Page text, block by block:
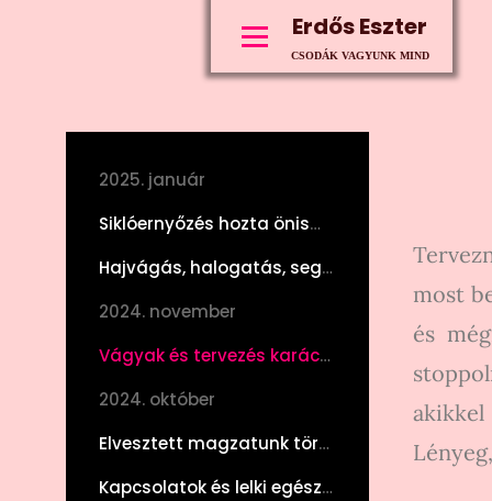
Erdős Eszter
CSODÁK VAGYUNK MIND
2025. január
Siklóernyőzés hozta önismereti tapasztalataim
Hajvágás, halogatás, segítőhöz fordulás
2024. november
Vágyak és tervezés karácsony előtt
2024. október
Elvesztett magzatunk története
Kapcsolatok és lelki egészség
most
és
akikkel